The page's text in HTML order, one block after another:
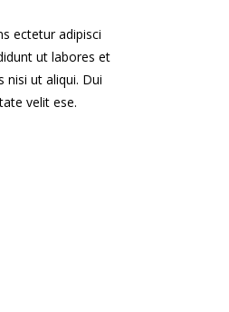
ectetur adipisci
ut labores et
nisi ut aliqui. Dui
velit ese.